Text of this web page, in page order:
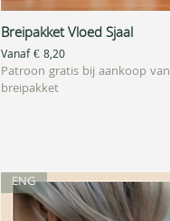
Snel overzicht
Breipakket Vloed Sjaal
Vanaf€ 8,20
Verkoopprijs
Patroon gratis bij aankoop van
breipakket
ENG